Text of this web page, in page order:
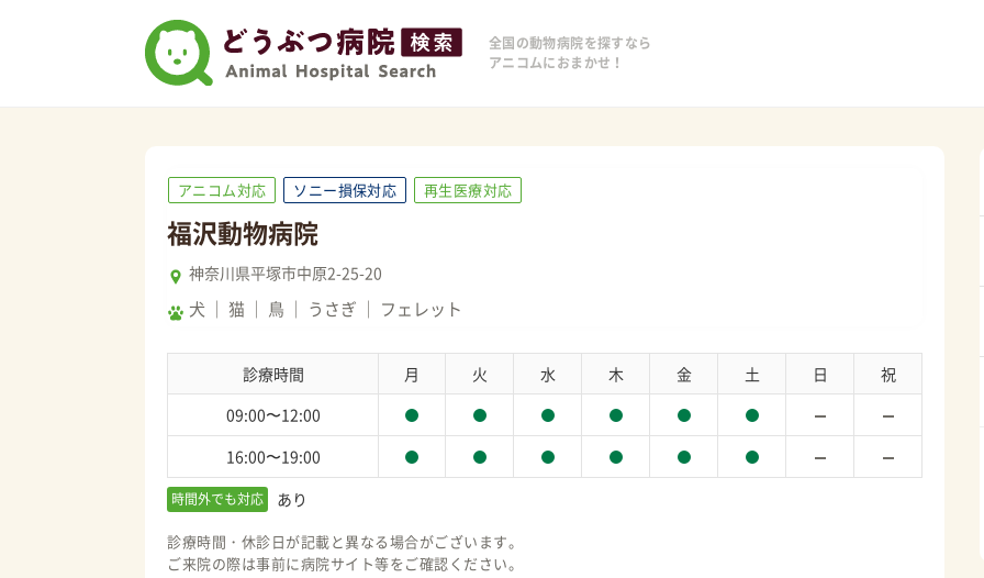
全国の動物病院を探すなら
アニコムにおまかせ！
アニコム対応 ソニー損保対応 再生医療対応
福沢動物病院
神奈川県平塚市中原2-25-20
犬 猫 鳥 うさぎ フェレット
診療時間 月 火 水 木 金 土 日
祝
09:00〜12:00
16:00〜19:00
時間外でも対応 あり
診療時間・休診日が記載と異なる場合がございます。
ご来院の際は事前に病院サイト等をご確認ください。